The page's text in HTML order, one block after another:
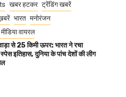
खबर हटकर ट्रेंडिंग खबरें
भारत मनोरंजन
वायरल
से 25 किमी ऊपर: भारत ने रचा
इतिहास, दुनिया के पांच देशों की लीग